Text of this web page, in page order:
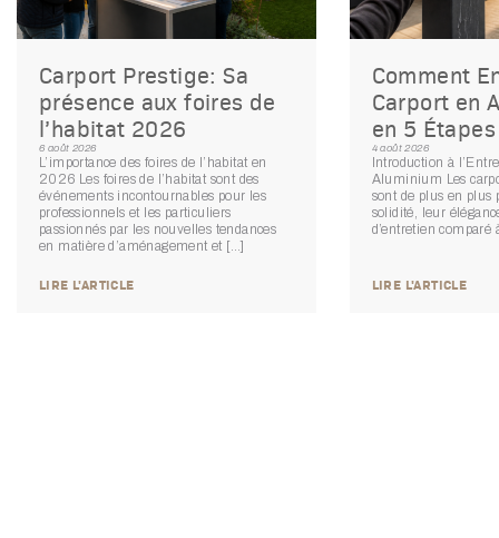
Carport Prestige: Sa
présence aux foires de
l’habitat 2026
6 août 2026
L’importance des foires de l’habitat en
2026 Les foires de l’habitat sont des
événements incontournables pour les
professionnels et les particuliers
passionnés par les nouvelles tendances
en matière d’aménagement et […]
LIRE L'ARTICLE
Comment
Carport en
en 5
4 août 2026
Introduction à
Aluminium Les
sont de plus en plus
solidité, leur
d’entretien comparé
LIRE L'ARTICLE